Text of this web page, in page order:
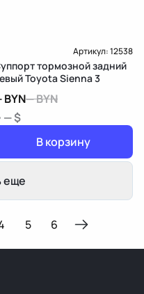
Артикул:12538
тормозной задний
Toyota Sienna 3
BYN—BYN
— $
В корзину
еще
5 6